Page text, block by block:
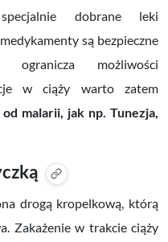
dobrane leki
są bezpieczne
możliwości
w ciąży warto zatem
malarii, jak np. Tunezja,
drogą kropelkową, którą
Zakażenie w trakcie ciąży